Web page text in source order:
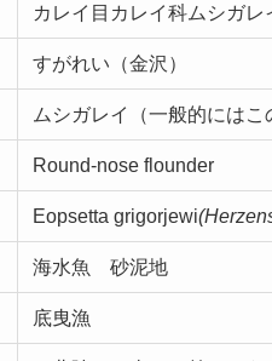
カレイ目カ
すがれい（金沢）
ムシガレイ（一般的には
Round-nose flounder
Eopsetta grigorjewi
海水魚 砂泥地
底曳漁